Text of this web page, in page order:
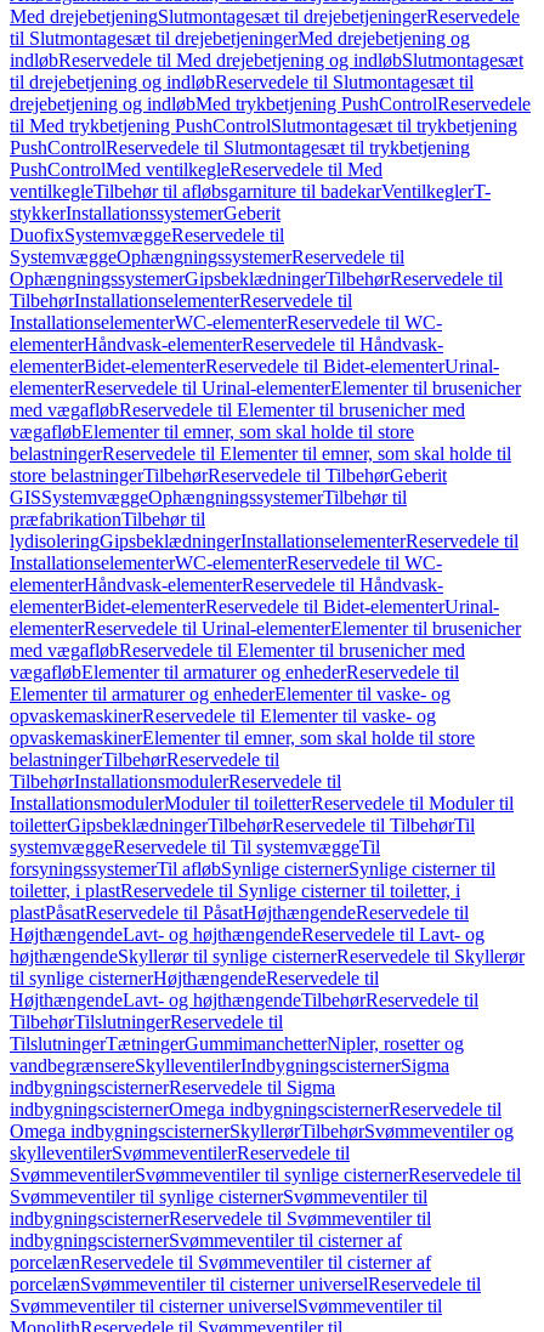
Med drejebetjeningSlutmontagesæt til drejebetjeningerReservedele
til Slutmontagesæt til drejebetjeningerMed drejebetjening og
indløbReservedele til Med drejebetjening og indløbSlutmontagesæt
til drejebetjening og indløbReservedele til Slutmontagesæt til
drejebetjening og indløbMed trykbetjening PushControlReservedele
til Med trykbetjening PushControlSlutmontagesæt til trykbetjening
PushControlReservedele til Slutmontagesæt til trykbetjening
PushControlMed ventilkegleReservedele til Med
ventilkegleTilbehør til afløbsgarniture til badekarVentilkeglerT-
stykkerInstallationssystemerGeberit
DuofixSystemvæggeReservedele til
SystemvæggeOphængningssystemerReservedele til
OphængningssystemerGipsbeklædningerTilbehørReservedele til
TilbehørInstallationselementerReservedele til
InstallationselementerWC-elementerReservedele til WC-
elementerHåndvask-elementerReservedele til Håndvask-
elementerBidet-elementerReservedele til Bidet-elementerUrinal-
elementerReservedele til Urinal-elementerElementer til brusenicher
med vægafløbReservedele til Elementer til brusenicher med
vægafløbElementer til emner, som skal holde til store
belastningerReservedele til Elementer til emner, som skal holde til
store belastningerTilbehørReservedele til TilbehørGeberit
GISSystemvæggeOphængningssystemerTilbehør til
præfabrikationTilbehør til
lydisoleringGipsbeklædningerInstallationselementerReservedele til
InstallationselementerWC-elementerReservedele til WC-
elementerHåndvask-elementerReservedele til Håndvask-
elementerBidet-elementerReservedele til Bidet-elementerUrinal-
elementerReservedele til Urinal-elementerElementer til brusenicher
med vægafløbReservedele til Elementer til brusenicher med
vægafløbElementer til armaturer og enhederReservedele til
Elementer til armaturer og enhederElementer til vaske- og
opvaskemaskinerReservedele til Elementer til vaske- og
opvaskemaskinerElementer til emner, som skal holde til store
belastningerTilbehørReservedele til
TilbehørInstallationsmodulerReservedele til
InstallationsmodulerModuler til toiletterReservedele til Moduler til
toiletterGipsbeklædningerTilbehørReservedele til TilbehørTil
systemvæggeReservedele til Til systemvæggeTil
forsyningssystemerTil afløbSynlige cisternerSynlige cisterner til
toiletter, i plastReservedele til Synlige cisterner til toiletter, i
plastPåsatReservedele til PåsatHøjthængendeReservedele til
HøjthængendeLavt- og højthængendeReservedele til Lavt- og
højthængendeSkyllerør til synlige cisternerReservedele til Skyllerør
til synlige cisternerHøjthængendeReservedele til
HøjthængendeLavt- og højthængendeTilbehørReservedele til
TilbehørTilslutningerReservedele til
TilslutningerTætningerGummimanchetterNipler, rosetter og
vandbegrænsereSkylleventilerIndbygningscisternerSigma
indbygningscisternerReservedele til Sigma
indbygningscisternerOmega indbygningscisternerReservedele til
Omega indbygningscisternerSkyllerørTilbehørSvømmeventiler og
skylleventilerSvømmeventilerReservedele til
SvømmeventilerSvømmeventiler til synlige cisternerReservedele til
Svømmeventiler til synlige cisternerSvømmeventiler til
indbygningscisternerReservedele til Svømmeventiler til
indbygningscisternerSvømmeventiler til cisterner af
porcelænReservedele til Svømmeventiler til cisterner af
porcelænSvømmeventiler til cisterner universelReservedele til
Svømmeventiler til cisterner universelSvømmeventiler til
MonolithReservedele til Svømmeventiler til